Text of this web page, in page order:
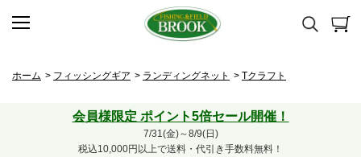
ホーム > フィッシングギア > ランディングネット > Tクラフト
会員様限定 ポイント5倍セール開催！
7/31(金)～8/9(日)
税込10,000円以上で送料・代引き手数料無料！